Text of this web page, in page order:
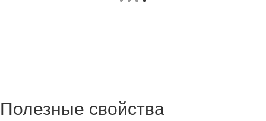
Полезные свойства